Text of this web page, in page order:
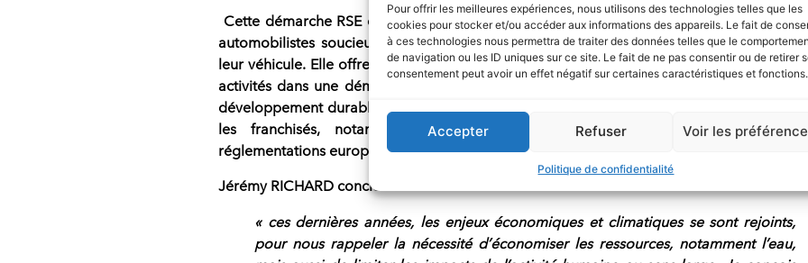
Pour offrir les meilleures expériences, nous utilisons des technologies telles que les
cookies pour stocker et/ou accéder aux informations des appareils. Le fait de
à ces technologies nous permettra de traiter des données telles que le
de navigation ou les ID uniques sur ce site. Le fait de ne pas consentir ou de retirer
consentement peut avoir un effet négatif sur certaines caractéristiques et fonctions.
Accepter Refuser Voir les
Politique de confidentialité
Cette démarche RSE entreprise par ECOLAVE répond à une préoccupation croissante
automobilistes soucieux de réduire leur empreinte environnementale lors de l’entretien
leur véhicule. Elle offre également une opportunité aux clients professionnels d’inscrire
activités dans une démarche responsable, renforçant ainsi leur engagement en matière
développement durable. Cetteorientation stratégique s’avère être un avantage majeur
les franchisés, notamment dans un contexte marqué par un durcissement
réglementations européennes qui impactent l’ensemble de la chaîne d’acteurs.
Jérémy RICHARD conclut :
« ces dernières années, les enjeux économiques et climatiques se sont rejoints,
pour nous rappeler la nécessité d’économiser les ressources, notamment l’eau,